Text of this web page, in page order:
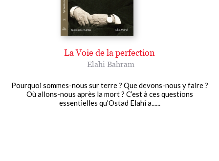
La Voie de la perfection
Elahi Bahram
Pourquoi sommes-nous sur terre ? Que devons-nous y faire ?
Où allons-nous après la mort ? C’est à ces questions
essentielles qu’Ostad Elahi a......